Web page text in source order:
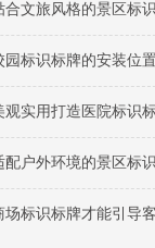
合文旅风格的景区标
园标识标牌的安装位
观实用打造医院标识
配户外环境的景区标
场标识标牌才能引导